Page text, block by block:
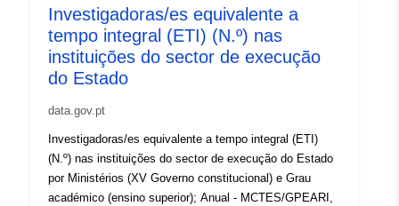
Investigadoras/es equivalente a
tempo integral (ETI) (N.º) nas
instituições do sector de execução
do Estado
data.gov.pt
Investigadoras/es equivalente a tempo integral (ETI)
(N.º) nas instituições do sector de execução do Estado
por Ministérios (XV Governo constitucional) e Grau
académico (ensino superior); Anual - MCTES/GPEARI,